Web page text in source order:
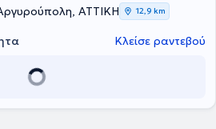
ΑΤΤΙΚΗ 12,9 km
Κλείσε ραντεβού